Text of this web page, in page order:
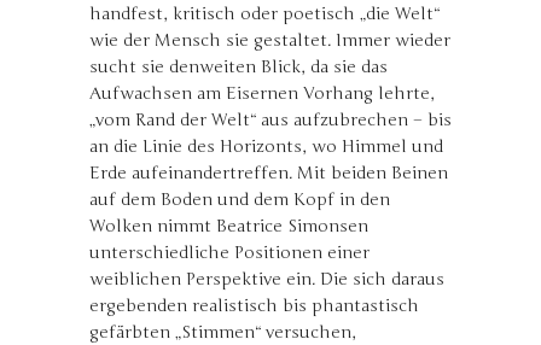
handfest, kritisch oder poetisch „die Welt“
wie der Mensch sie gestaltet. Immer wieder
sucht sie denweiten Blick, da sie das
Aufwachsen am Eisernen Vorhang lehrte,
„vom Rand der Welt“ aus aufzubrechen – bis
an die Linie des Horizonts, wo Himmel und
Erde aufeinandertreffen. Mit beiden Beinen
auf dem Boden und dem Kopf in den
Wolken nimmt Beatrice Simonsen
unterschiedliche Positionen einer
weiblichen Perspektive ein. Die sich daraus
ergebenden realistisch bis phantastisch
gefärbten „Stimmen“ versuchen,